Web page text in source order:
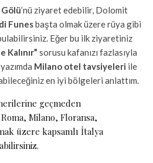
Gölü’nü ziyaret edebilir, Dolomit
Funesbaşta olmak üzere rüya gibi
Eğer bu ilk ziyaretiniz
Kalınır” sorusu kafanızı fazlasıyla
Milano otel tavsiyeleri ile
en iyi bölgeleri anlattım.
geçmeden
Milano, Floransa,
üzere kapsamlı İtalya